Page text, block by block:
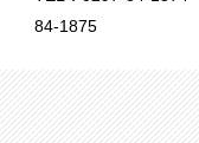
84-1875